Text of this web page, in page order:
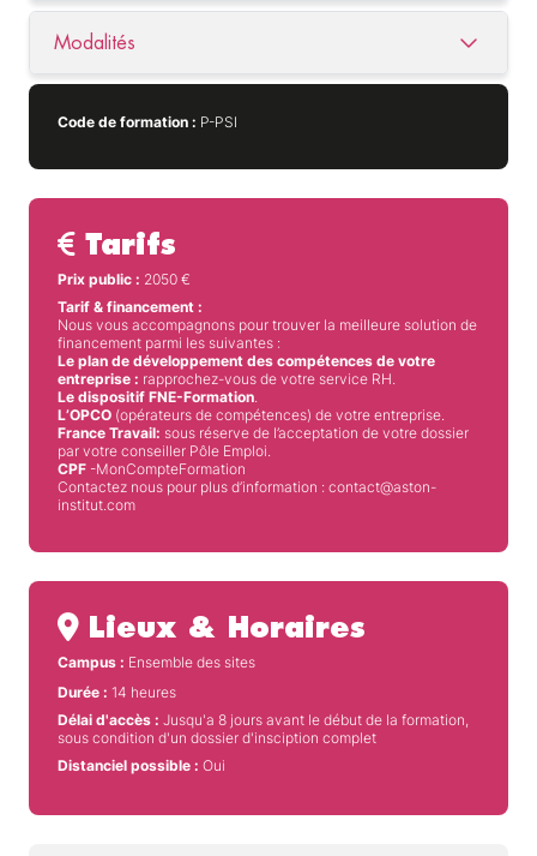
Modalités
Code de formation : P-PSI
Tarifs
Prix public : 2050 €
Tarif & financement :
Nous vous accompagnons pour trouver la meilleure solution de
financement parmi les suivantes :
Le plan de développement des compétences de votre
entreprise : rapprochez-vous de votre service RH.
Le dispositif FNE-Formation.
L’OPCO (opérateurs de compétences) de votre entreprise.
France Travail: sous réserve de l’acceptation de votre dossier
par votre conseiller Pôle Emploi.
CPF -MonCompteFormation
Contactez nous pour plus d’information : contact@aston-
institut.com
Lieux & Horaires
Campus : Ensemble des sites
Durée : 14 heures
Délai d'accès : Jusqu'a 8 jours avant le début de la formation,
sous condition d'un dossier d'insciption complet
Distanciel possible : Oui